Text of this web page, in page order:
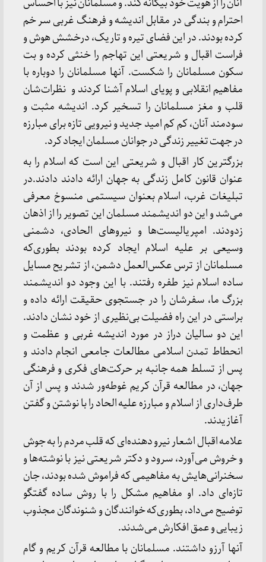
احترام و بندگی در مقابل اندیشه و فرهنگ غربی سر خم
کرده بودند. در این فضای تیره و تاریک، درخشش هوش و
فراست اقبال و شریعتی این تهاجم را خنثی کرده و بت
سکون مسلمانان را شکست. آنها مسلمانان را دوباره با
مفاهیم انقلابی و پویای اسلام آشنا کردند و نظرات‌شان
قلب و مغز مسلمانان را تسخیر کرد. اندیشه مثبت و
سودمند آنان، کم کم امید جدید و نیرویی تازه برای مبارزه
در جهت تغییر زندگی در جوانان مسلمان ایجاد کرد.
بزرگترین کار اقبال و شریعتی این است که اسلام را به
عنوان قانون کامل زندگی به جهان ارائه دادند دادند.در
تبلیغات غرب، اسلام بعنوان سیستمی منسوخ معرفی
می‌شد و این دو اندیشمند مسلمان این تصویر را از اذهان
زدودند. امپریالیست‌ها و نیروهای الحادی، دشمنی
وسیعی بر علیه اسلام ایجاد کرده بودند بطوری‌که
مسلمانان از ترس عکس‌العمل دشمن، از تشریح مسایل
ساده اسلام نیز طفره رفتند. با این وجود دو اندیشمند
بزرگ ما، سفرشان را در جستجوی حقیقت ارائه داده و
براستی در این راه فضیلت بی‌نظیری از خود نشان دادند.
این دو سالیان دراز در مورد اندیشه غربی و عظمت و
انحطاط تمدن اسلامی مطالعات جامعی انجام دادند و
پس از تسلط همه جانبه بر حرکت‌های فکری و فرهنگی
جهان، در مطالعه قرآن کریم غوطه‌ور شدند و پس از آن
طرف‌داری از اسلام و مبارزه علیه الحاد را با نوشتن و گفتن
آغازیدند.
علامه اقبال اشعار نیرو دهنده‌ای که قلب مردم را به جوش
و خروش می‌آورد، سرود و دکتر شریعتی نیز با نوشته‌ها و
سخنرانی‌هایش به مفاهیمی که فراموش شده بودند، جان
تازه‌ای داد. او مفاهیم مشکل را با روش ساده گفتگو
توضیح می‌داد، بطوری‌که خوانندگان و شنوندگان مجذوب
زیبایی و عمق افکارش می‌شدند.
آنها آرزو داشتند. مسلمانان با مطالعه قرآن کریم و گام